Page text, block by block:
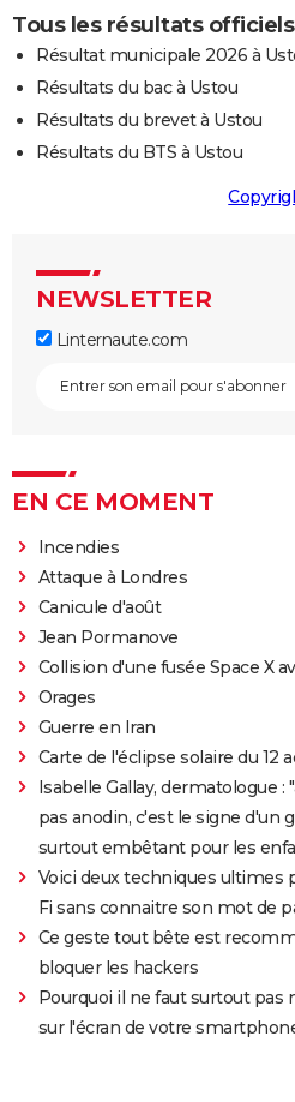
Tous les résultats
Résultat municipale 2026 à
Résultats du bac à Ustou
Résultats du brevet à Ustou
Résultats du BTS à Ustou
NEWSLETTER
Linternaute.com
EN CE MOMENT
Incendies
Attaque à Londres
Canicule d'août
Jean Pormanove
Collision d'une fusée Space X
Orages
Guerre en Iran
Carte de l'éclipse solaire du 12
Isabelle Gallay, dermatologue :
pas anodin, c'est le signe d'un
surtout embêtant pour les
Voici deux techniques ultimes
Fi sans connaitre son mot de
Ce geste tout bête est
bloquer les hackers
Pourquoi il ne faut surtout
sur l'écran de votre